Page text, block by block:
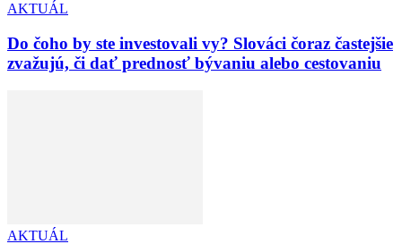
AKTUÁL
Do čoho by ste investovali vy? Slováci čoraz častejšie
zvažujú, či dať prednosť bývaniu alebo cestovaniu
AKTUÁL